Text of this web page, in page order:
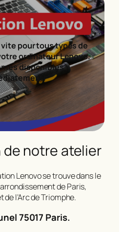
pour tous types de
ordinateur Lenovo.
disponibles
notre atelier
Lenovo se trouve dans le
de Paris,
l’Arc de Triomphe.
75017 Paris.